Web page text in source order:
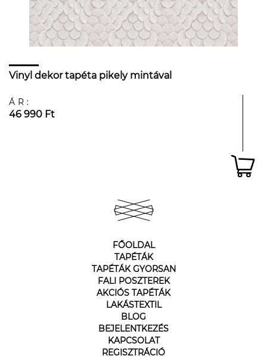
Vinyl dekor tapéta pikely mintával
ÁR:
46 990 Ft
FŐOLDAL
TAPÉTÁK
TAPÉTÁK GYORSAN
FALI POSZTEREK
AKCIÓS TAPÉTÁK
LAKÁSTEXTIL
BLOG
BEJELENTKEZÉS
KAPCSOLAT
REGISZTRÁCIÓ